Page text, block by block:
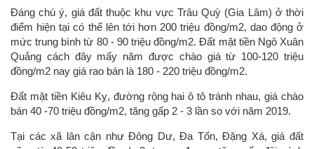
Đáng chú ý, giá đất thuộc khu vực Trâu Quỳ (Gia Lâm) ở thời
điểm hiện tại có thể lên tới hơn 200 triệu đồng/m2, dao động ở
mức trung bình từ 80 - 90 triệu đồng/m2. Đất mặt tiền Ngô Xuân
Quảng cách đây mấy năm được chào giá từ 100-120 triệu
đồng/m2 nay giá rao bán là 180 - 220 triệu đồng/m2.
Đất mặt tiền Kiêu Kỵ, đường rộng hai ô tô tránh nhau, giá chào
bán 40 -70 triệu đồng/m2, tăng gấp 2 - 3 lần so với năm 2019.
Tại các xã lân cận như Đông Dư, Đa Tốn, Đặng Xá, giá đất